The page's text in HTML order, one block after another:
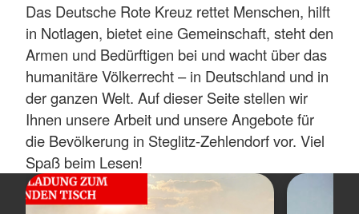
Das Deutsche Rote Kreuz rettet Menschen, hilft
in Notlagen, bietet eine Gemeinschaft, steht den
Armen und Bedürftigen bei und wacht über das
humanitäre Völkerrecht – in Deutschland und in
der ganzen Welt. Auf dieser Seite stellen wir
Ihnen unsere Arbeit und unsere Angebote für
die Bevölkerung in Steglitz-Zehlendorf vor. Viel
Spaß beim Lesen!